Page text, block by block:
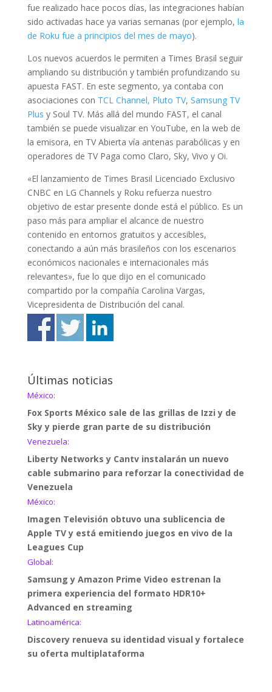
fue realizado hace pocos días, las integraciones habían
sido activadas hace ya varias semanas (por ejemplo, la
de Roku fue a principios del mes de mayo).
Los nuevos acuerdos le permiten a Times Brasil seguir
ampliando su distribución y también profundizando su
apuesta FAST. En este segmento, ya contaba con
asociaciones con TCL Channel, Pluto TV, Samsung TV
Plus y Soul TV. Más allá del mundo FAST, el canal
también se puede visualizar en YouTube, en la web de
la emisora, en TV Abierta vía antenas parabólicas y en
operadores de TV Paga como Claro, Sky, Vivo y Oi.
«El lanzamiento de Times Brasil Licenciado Exclusivo
CNBC en LG Channels y Roku refuerza nuestro
objetivo de estar presente donde está el público. Es un
paso más para ampliar el alcance de nuestro
contenido en entornos gratuitos y accesibles,
conectando a aún más brasileños con los escenarios
económicos nacionales e internacionales más
relevantes», fue lo que dijo en el comunicado
compartido por la compañía Carolina Vargas,
Vicepresidenta de Distribución del canal.
Últimas noticias
México:
Fox Sports México sale de las grillas de Izzi y de
Sky y pierde gran parte de su distribución
Venezuela:
Liberty Networks y Cantv instalarán un nuevo
cable submarino para reforzar la conectividad de
Venezuela
México:
Imagen Televisión obtuvo una sublicencia de
Apple TV y está emitiendo juegos en vivo de la
Leagues Cup
Global:
Samsung y Amazon Prime Video estrenan la
primera experiencia del formato HDR10+
Advanced en streaming
Latinoamérica:
Discovery renueva su identidad visual y fortalece
su oferta multiplataforma